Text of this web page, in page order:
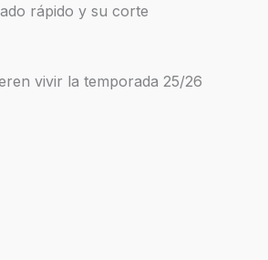
rápido y su corte
vivir la temporada 25/26